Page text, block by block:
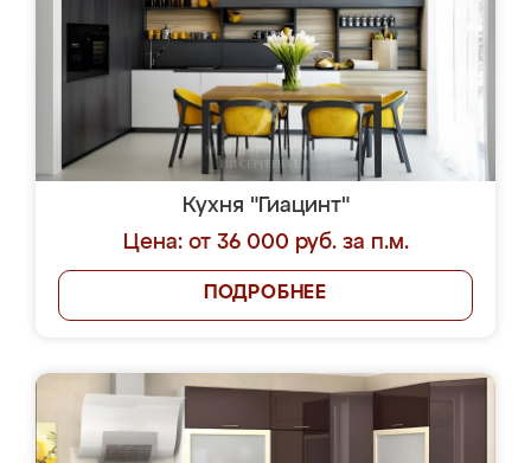
Кухня "Гиацинт"
Цена: от 36 000 руб. за п.м.
ПОДРОБНЕЕ